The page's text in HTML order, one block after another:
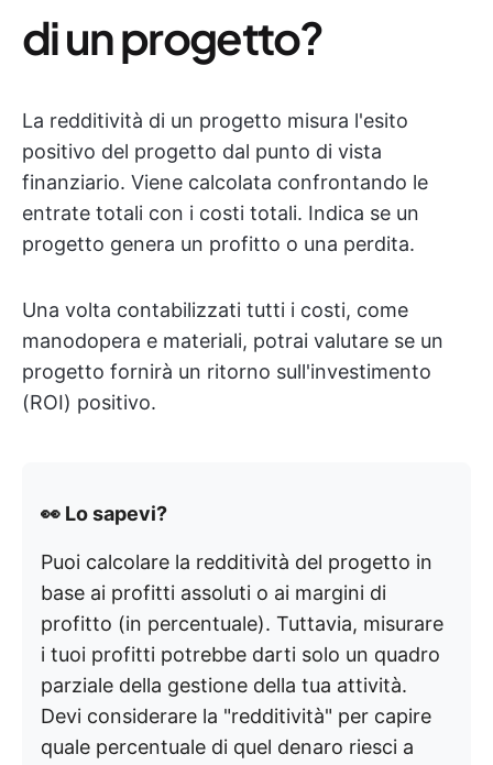
di un progetto?
La redditività di un progetto misura l'esito
positivo del progetto dal punto di vista
finanziario. Viene calcolata confrontando le
entrate totali con i costi totali. Indica se un
progetto genera un profitto o una perdita.
Una volta contabilizzati tutti i costi, come
manodopera e materiali, potrai valutare se un
progetto fornirà un ritorno sull'investimento
(ROI) positivo.
👀 Lo sapevi?
Puoi calcolare la redditività del progetto in
base ai profitti assoluti o ai margini di
profitto (in percentuale). Tuttavia, misurare
i tuoi profitti potrebbe darti solo un quadro
parziale della gestione della tua attività.
Devi considerare la "redditività" per capire
quale percentuale di quel denaro riesci a